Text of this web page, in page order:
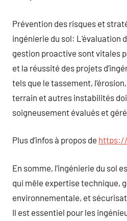
Prévention des risques et
ingénierie du sol: L’évaluation
gestion proactive sont vitales
et la réussité des projets
tels que le tassement,
terrain et autres instabilités
soigneusement évalués et
Plus d’infos à propos de
En somme, l’ingénierie du sol
qui mêle expertise technique,
environnementale, et
Il est essentiel pour les